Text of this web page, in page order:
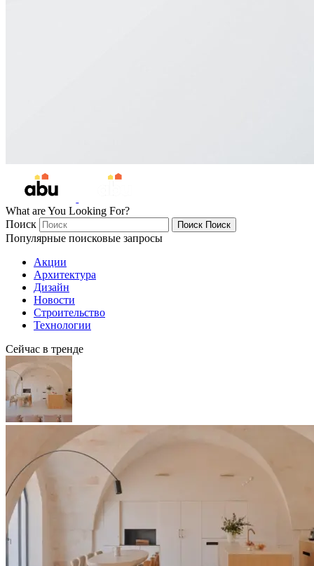
What are You Looking For?
Поиск
Поиск Поиск
Популярные поисковые запросы
Акции
Архитектура
Дизайн
Новости
Строительство
Технологии
Сейчас в тренде